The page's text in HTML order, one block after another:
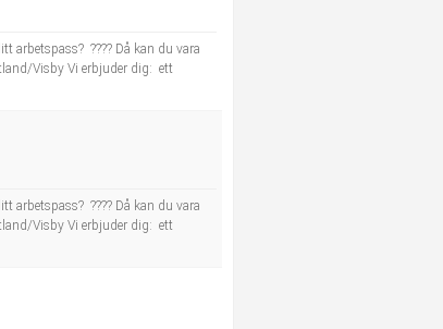
arbetspass? ???? Då kan du vara
Visby Vi erbjuder dig: ett
arbetspass? ???? Då kan du vara
Visby Vi erbjuder dig: ett